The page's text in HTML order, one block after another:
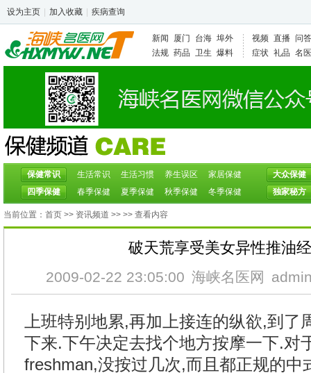
设为主页 加入收藏 疾病查询
新闻 厦门 台海 埠外
法规 药品 卫生 爆料
视频 直播 问答
症状 礼品 名医
保健常识 生活常识 生活习惯 养生误区
家居保健
四季保健
春季保健 夏季保健 秋季保健 冬季保健
大众保健
独家秘方
当前位置： 首页 >> 资讯频道 >> >> 查看内容
破天荒享受美女异性推油
2009-02-22 23:05:00 海峡名医网
上班特别地累,再加上接连的纵欲,到了
下来.下午决定去找个地方按摩一下.对
freshman,没按过几次,而且都正规的中